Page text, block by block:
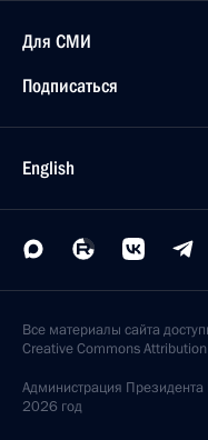
Для СМИ
Подписаться
English
Все материалы сайта
Creative Commons
Администрация Президента
2026 год